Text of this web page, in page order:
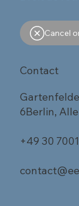
Cancel
Contact
6Berlin,
+49 30